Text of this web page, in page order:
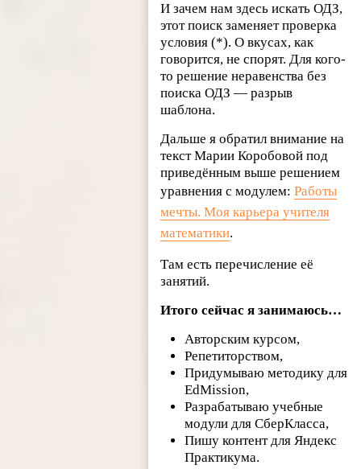
И зачем нам здесь искать ОДЗ,
этот поиск заменяет проверка
условия (*). О вкусах, как
говорится, не спорят. Для кого-
то решение неравенства без
поиска ОДЗ — разрыв
шаблона.
Дальше я обратил внимание на
текст Марии Коробовой под
приведённым выше решением
уравнения с модулем:Работы
мечты. Моя карьера учителя
математики.
Там есть перечисление её
занятий.
Итого сейчас я занимаюсь…
Авторским курсом,
Репетиторством,
Придумываю методику для
EdMission,
Разрабатываю учебные
модули для СберКласса,
Пишу контент для Яндекс
Практикума.